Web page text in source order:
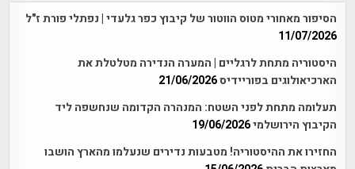
הסיפור מאחורי מטוס הווטור של קיבוץ כפר גלעדי | נפתלי פורת ז"ל
11/07/2026
היסטוריה מתחת לרגליים | המערה הנדירה מטלטלת את
הארכיאולוגים בפוריידיס21/06/2026
תעלומה מתחת לפני השטח: המנהרה הקדומה שנחשפה ליד
הקיבוץ הירושלמי19/06/2026
החזירו את ההיסטוריה! מטבעות נדירים שנעלמו מהארץ הושבו